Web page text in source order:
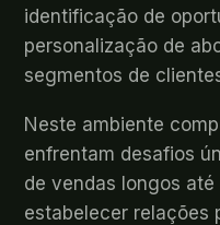
identificação de
personalização de
segmentos de
Neste ambiente
enfrentam desafios
de vendas longos
estabelecer relações